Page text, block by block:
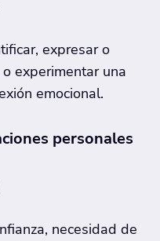
expresar o
experimentar una
emocional.
personales
necesidad de